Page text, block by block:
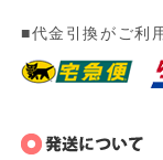
■代金引換がご利